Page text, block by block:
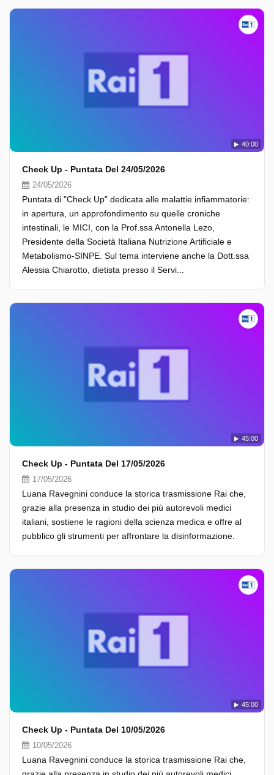
40:00
Check Up - Puntata Del 24/05/2026
24/05/2026
Puntata di "Check Up" dedicata alle malattie infiammatorie:
in apertura, un approfondimento su quelle croniche
intestinali, le MICI, con la Prof.ssa Antonella Lezo,
Presidente della Società Italiana Nutrizione Artificiale e
Metabolismo-SINPE. Sul tema interviene anche la Dott.ssa
Alessia Chiarotto, dietista presso il Servi...
45:00
Check Up - Puntata Del 17/05/2026
17/05/2026
Luana Ravegnini conduce la storica trasmissione Rai che,
grazie alla presenza in studio dei più autorevoli medici
italiani, sostiene le ragioni della scienza medica e offre al
pubblico gli strumenti per affrontare la disinformazione.
45:00
Check Up - Puntata Del 10/05/2026
10/05/2026
Luana Ravegnini conduce la storica trasmissione Rai che,